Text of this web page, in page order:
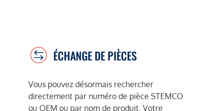
ÉCHANGE DE PIÈCES
Vous pouvez désormais rechercher
directement par numéro de pièce STEMCO
ou OEM ou par nom de produit. Votre